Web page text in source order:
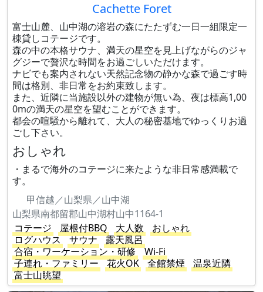
Cachette Foret
富士山麓、山中湖の溶岩の森にたたずむ一日一組限定一
棟貸しコテージです。
森の中の本格サウナ、満天の星空を見上げながらのジャ
グジーで贅沢な時間をお過ごしいただけます。
ナビでも案内されない天然記念物の静かな森で過ごす時
間は格別、非日常をお約束致します。
また、近隣に当施設以外の建物が無い為、夜は標高1,00
0mの満天の星空を望むことができます。
都会の喧騒から離れて、大人の秘密基地でゆっくりお過
ごし下さい。
おしゃれ
・まるで海外のコテージに来たような非日常感満載で
す。
甲信越／山梨県／山中湖
山梨県南都留郡山中湖村山中1164-1
コテージ
屋根付BBQ 大人数
おしゃれ
ログハウス
サウナ
露天風呂
合宿・ワーケーション・研修
Wi-Fi
子連れ・ファミリー
花火OK 全館禁煙
温泉近隣
富士山眺望